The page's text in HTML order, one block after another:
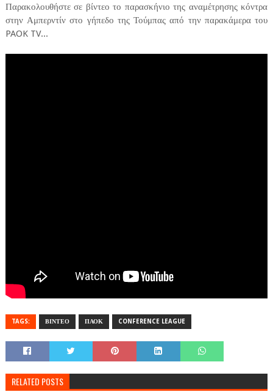
Παρακολουθήστε σε βίντεο το παρασκήνιο της αναμέτρησης κόντρα
στην Αμπερντίν στο γήπεδο της Τούμπας από την παρακάμερα του
PAOK TV...
TAGS: ΒΙΝΤΕΟ ΠΑΟΚ CONFERENCE LEAGUE
RELATED POSTS